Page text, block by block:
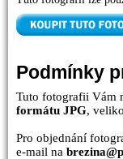
Podmínky
Tuto fotografii Vám
formátu JPG,
Pro objednání
e-mail na